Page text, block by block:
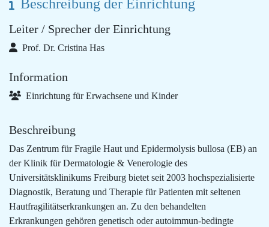
Beschreibung der Einrichtung
Leiter / Sprecher der Einrichtung
Prof. Dr. Cristina Has
Information
Einrichtung für Erwachsene und Kinder
Beschreibung
Das Zentrum für Fragile Haut und Epidermolysis bullosa (EB) an
der Klinik für Dermatologie & Venerologie des
Universitätsklinikums Freiburg bietet seit 2003 hochspezialisierte
Diagnostik, Beratung und Therapie für Patienten mit seltenen
Hautfragilitätserkrankungen an. Zu den behandelten
Erkrankungen gehören genetisch oder autoimmun-bedingte